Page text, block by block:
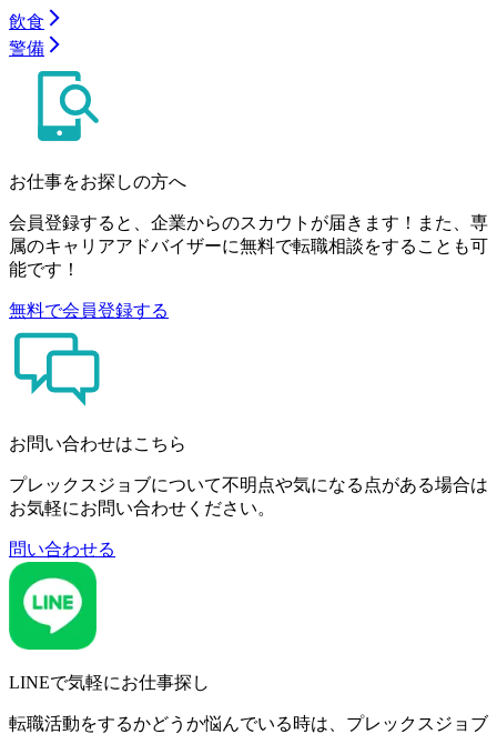
飲食
警備
お仕事をお探しの方へ
会員登録すると、企業からのスカウトが届きます！また、専
属のキャリアアドバイザーに無料で転職相談をすることも可
能です！
無料で会員登録する
お問い合わせはこちら
プレックスジョブについて不明点や気になる点がある場合は
お気軽にお問い合わせください。
問い合わせる
LINEで気軽にお仕事探し
転職活動をするかどうか悩んでいる時は、プレックスジョブ